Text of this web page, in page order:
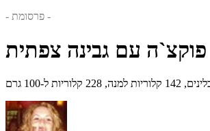
- פרסומת -
פוקצ`ה עם גבינה צפתית
ל-100 גרם